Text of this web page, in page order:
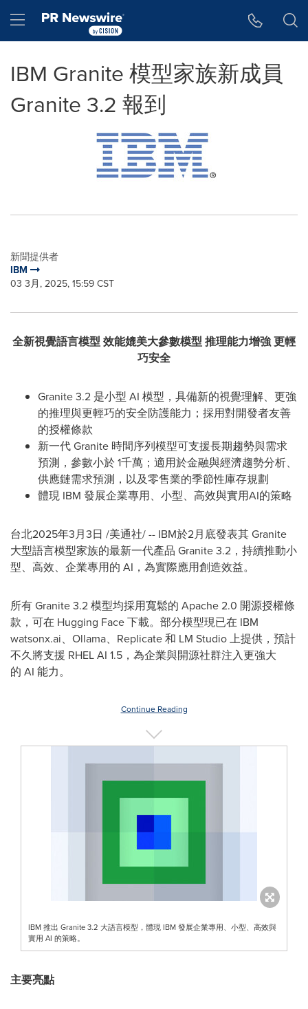
Hamburger menu
IBM Granite 模型家族新成員
Granite 3.2 報到
新聞提供者
IBM
03 3月, 2025, 15:59 CST
全新視覺語言模型效能媲美大參數模型推理能力增強更輕
巧安全
Granite 3.2 是小型 AI 模型，具備新的視覺理解、更強
的推理與更輕巧的安全防護能力；採用對開發者友善
的授權條款
新一代 Granite 時間序列模型可支援長期趨勢與需求
預測，參數小於 1千萬；適用於金融與經濟趨勢分析、
供應鏈需求預測，以及零售業的季節性庫存規劃
體現 IBM 發展企業專用、小型、高效與實用AI的策略
台北2025年3月3日 /美通社/ -- IBM於2月底發表其 Granite
大型語言模型家族的最新一代產品 Granite 3.2，持續推動小
型、高效、企業專用的 AI，為實際應用創造效益。
所有 Granite 3.2 模型均採用寬鬆的 Apache 2.0 開源授權條
款，可在 Hugging Face 下載。部分模型現已在 IBM
watsonx.ai、Ollama、Replicate 和 LM Studio 上提供，預計
不久將支援 RHEL AI 1.5，為企業與開源社群注入更強大
的 AI 能力。
Continue Reading
IBM 推出 Granite 3.2 大語言模型，體現 IBM 發展企業專用、小型、高效與
實用 AI 的策略。
主要亮點